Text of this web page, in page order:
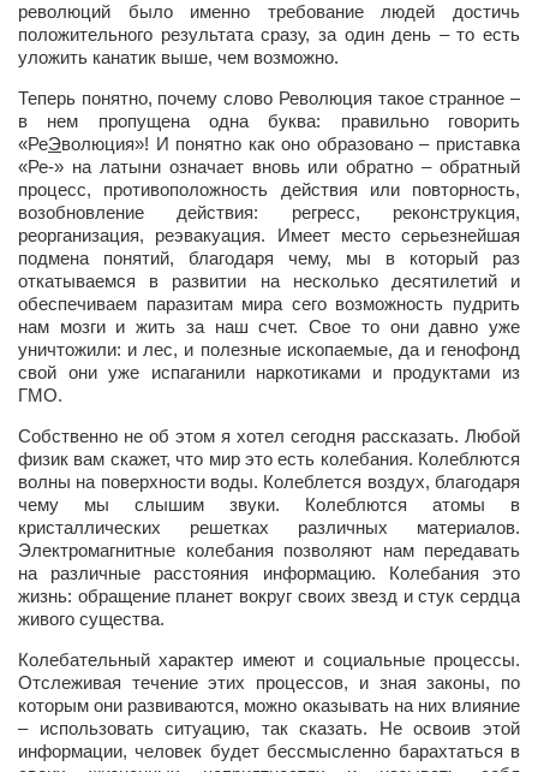
Сергей Степанов
Анна Черненко
Марина Фенота
Гостиная
Он и Она
Конкурсы
Фестиваль. Конкурс «Колибри» 2017
Конкурс «Колибри» 2016
Конкурс «Колибри» 2015
Литературный конкурс «Я люблю Украину»
Конкурс «Колибри — детям!» 2014
Конкурс «Колибри» 2013
Интервью
Афиша
Афиша Киев
Афиша Сумы
О нас
революций было именно требование людей достичь
положительного результата сразу, за один день – то есть
уложить канатик выше, чем возможно.
Теперь понятно, почему слово Революция такое странное –
в нем пропущена одна буква: правильно говорить
«РеЭволюция»! И понятно как оно образовано – приставка
«Ре-» на латыни означает вновь или обратно – обратный
процесс, противоположность действия или повторность,
возобновление действия: регресс, реконструкция,
реорганизация, реэвакуация. Имеет место серьезнейшая
подмена понятий, благодаря чему, мы в который раз
откатываемся в развитии на несколько десятилетий и
обеспечиваем паразитам мира сего возможность пудрить
нам мозги и жить за наш счет. Свое то они давно уже
уничтожили: и лес, и полезные ископаемые, да и генофонд
свой они уже испаганили наркотиками и продуктами из
ГМО.
Собственно не об этом я хотел сегодня рассказать. Любой
физик вам скажет, что мир это есть колебания. Колеблются
волны на поверхности воды. Колеблется воздух, благодаря
чему мы слышим звуки. Колеблются атомы в
кристаллических решетках различных материалов.
Электромагнитные колебания позволяют нам передавать
на различные расстояния информацию. Колебания это
жизнь: обращение планет вокруг своих звезд и стук сердца
живого существа.
Колебательный характер имеют и социальные процессы.
Отслеживая течение этих процессов, и зная законы, по
которым они развиваются, можно оказывать на них влияние
– использовать ситуацию, так сказать. Не освоив этой
информации, человек будет бессмысленно барахтаться в